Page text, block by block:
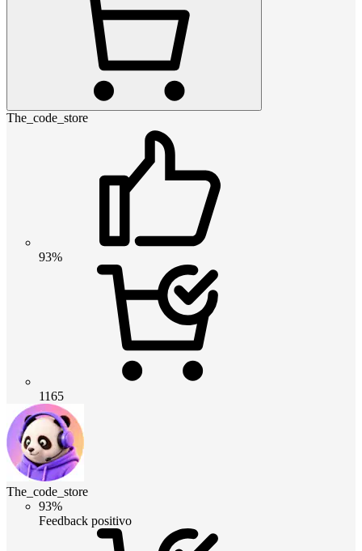
The_code_store
93%
1165
The_code_store
93%
Feedback positivo